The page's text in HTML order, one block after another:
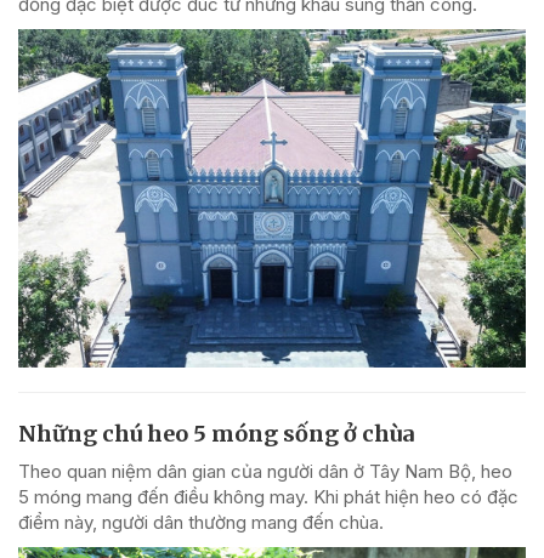
Những chú heo 5 móng sống ở chùa
Theo quan niệm dân gian của người dân ở Tây Nam Bộ, heo
5 móng mang đến điều không may. Khi phát hiện heo có đặc
điểm này, người dân thường mang đến chùa.